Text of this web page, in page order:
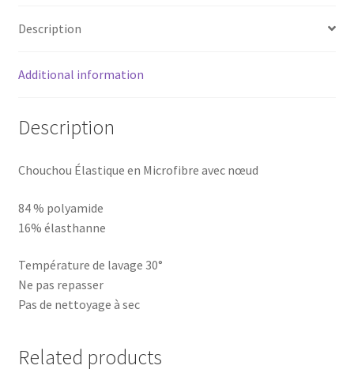
Description
Additional information
Description
Chouchou Élastique en Microfibre avec nœud
84 % polyamide
16% élasthanne
Température de lavage 30°
Ne pas repasser
Pas de nettoyage à sec
Related products